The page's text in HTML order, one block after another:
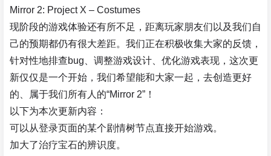
Mirror 2: Project X – Costumes
现阶段的游戏体验还有所不足，距离玩家朋友们以及我们自
己的预期都仍有很大差距。我们正在积极收集大家的反馈，
针对性地排查bug、调整游戏设计、优化游戏表现，这次更
新仅仅是一个开始，我们希望能和大家一起，去创造更好
的、属于我们所有人的“Mirror 2”！
以下为本次更新内容：
可以从登录页面的某个剧情树节点直接开始游戏。
加大了治疗宝石的辨识度。